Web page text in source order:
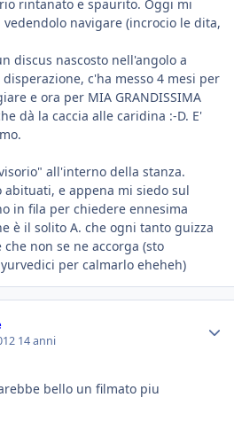
rintanato e spaurito. Oggi mi
navigare (incrocio le dita,
discus nascosto nell'angolo a
c'ha messo 4 mesi per
e ora per MIA GRANDISSIMA
dà la caccia alle caridina :-D. E'
all'interno della stanza.
e appena mi siedo sul
in fila per chiedere ennesima
è il solito A. che ogni tanto guizza
non se ne accorga (sto
per calmarlo eheheh)
14 anni
bello un filmato piu